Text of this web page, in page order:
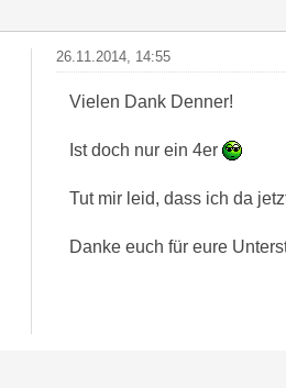
26.11.2014, 14:55
Vielen Dank Denner!
Ist doch nur ein 4er
Tut mir leid, dass ich da
Danke euch für eure